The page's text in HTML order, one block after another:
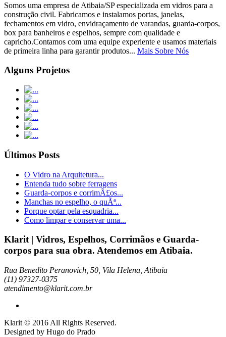
Somos uma empresa de Atibaia/SP especializada em vidros para a
construção civil. Fabricamos e instalamos portas, janelas,
fechamentos em vidro, envidraçamento de varandas, guarda-corpos,
box para banheiros e espelhos, sempre com qualidade e
capricho.Contamos com uma equipe experiente e usamos materiais
de primeira linha para garantir produtos... Mais Sobre Nós
Alguns Projetos
Últimos Posts
O Vidro na Arquitetura...
Entenda tudo sobre ferragens
Guarda-corpos e corrimÃ£os...
Manchas no espelho, o quÃª...
Porque optar pela esquadria...
Como limpar e conservar uma...
Klarit | Vidros, Espelhos, Corrimãos e Guarda-
corpos para sua obra. Atendemos em Atibaia.
Rua Benedito Peranovich, 50, Vila Helena, Atibaia
(11) 97327-0375
atendimento@klarit.com.br
Klarit © 2016 All Rights Reserved.
Designed by Hugo do Prado